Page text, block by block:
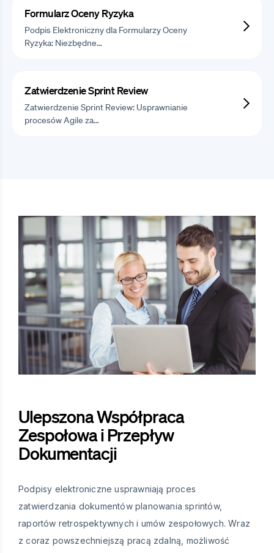
Formularz Oceny Ryzyka
Podpis Elektroniczny dla Formularzy Oceny
Ryzyka: Niezbędne…
Zatwierdzenie Sprint Review
Zatwierdzenie Sprint Review: Usprawnianie
procesów Agile za…
Ulepszona Współpraca
Zespołowa i Przepływ
Dokumentacji
Podpisy elektroniczne usprawniają proces
zatwierdzania dokumentów planowania sprintów,
raportów retrospektywnych i umów zespołowych. Wraz
z coraz powszechniejszą pracą zdalną, możliwość